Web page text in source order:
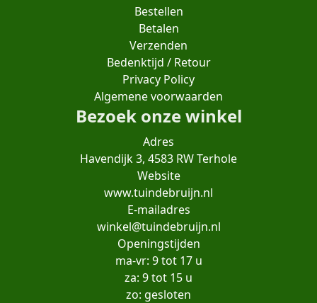
Bestellen
Betalen
Verzenden
Bedenktijd / Retour
Privacy Policy
Algemene voorwaarden
Bezoek onze winkel
Adres
Havendijk 3, 4583 RW Terhole
Website
www.tuindebruijn.nl
E-mailadres
winkel@tuindebruijn.nl
Openingstijden
ma-vr: 9 tot 17 u
za: 9 tot 15 u
zo: gesloten